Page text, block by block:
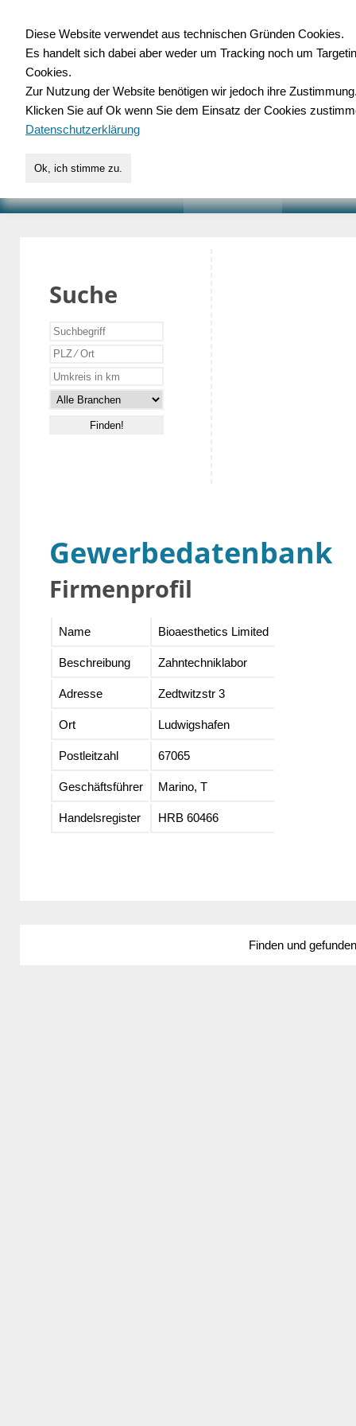
für Handwerk,
Suche
Gewerbedatenbank
Firmenprofil
Name Bioaesthetics Limited
Beschreibung Zahntechniklabor
Adresse Zedtwitzstr 3
Ort Ludwigshafen
Postleitzahl 67065
Geschäftsführer Marino, T
Handelsregister HRB 60466
Finden und
Diese Website verwendet aus technischen Gründen Cookies.
Es handelt sich dabei aber weder um Tracking noch um
Cookies.
Zur Nutzung der Website benötigen wir jedoch ihre
Klicken Sie auf Ok wenn Sie dem Einsatz der Cookies
Datenschutzerklärung
Ok, ich stimme zu.